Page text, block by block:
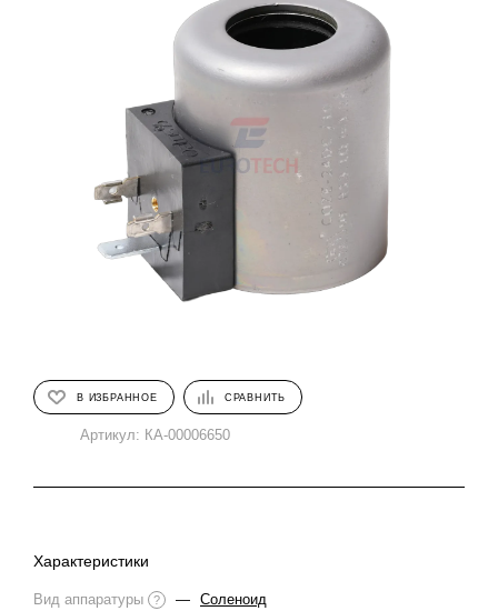
В ИЗБРАННОЕ СРАВНИТЬ
Артикул: КА-00006650
Характеристики
Вид аппаратуры ? — Соленоид